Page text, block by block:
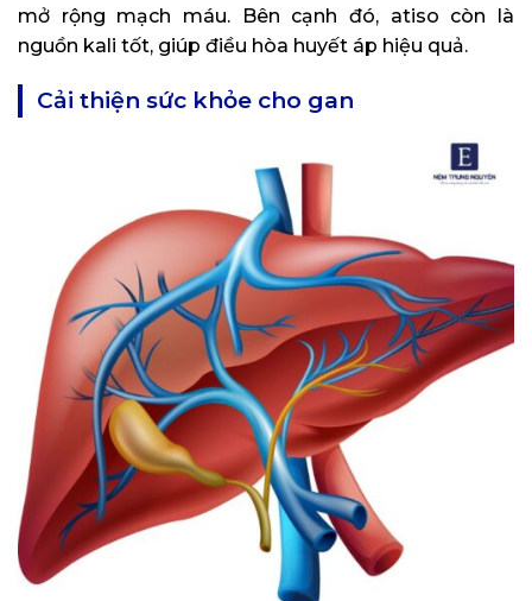
mở rộng mạch máu. Bên cạnh đó, atiso còn là
nguồn kali tốt, giúp điều hòa huyết áp hiệu quả.
Cải thiện sức khỏe cho gan